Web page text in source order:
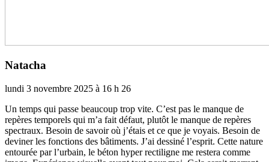
Natacha
lundi 3 novembre 2025 à 16 h 26
Un temps qui passe beau­coup trop vite. C’est pas le manque de
repè­res tem­po­rels qui m’a fait défaut, plutôt le manque de repè­res
spec­traux. Besoin de savoir où j’étais et ce que je voyais. Besoin de
devi­ner les fonc­tions des bâti­ments. J’ai des­siné l’esprit. Cette nature
entou­rée par l’urbain, le béton hyper rec­ti­li­gne me res­tera comme